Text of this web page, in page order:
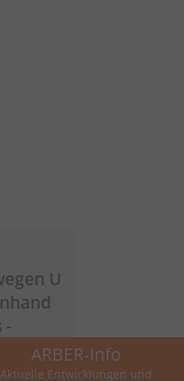
U
-
ARBER-Info
Aktuelle Entwicklungen und